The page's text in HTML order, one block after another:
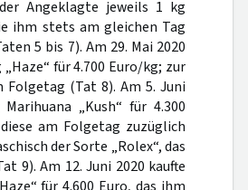
Angeklagte jeweils 1 kg
ihm stets am gleichen Tag
5 bis 7). Am 29. Mai 2020
für 4.700 Euro/kg; zur
Folgetag (Tat 8). Am 5. Juni
„Kush“ für 4.300
am Folgetag zuzüglich
der Sorte „Rolex“, das
9). Am 12. Juni 2020 kaufte